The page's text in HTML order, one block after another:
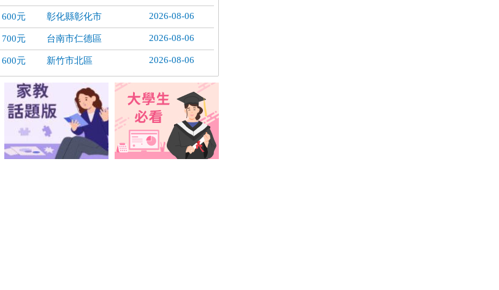
600元 彰化縣彰化市 2026-08-06
700元 台南市仁德區 2026-08-06
600元 新竹市北區 2026-08-06